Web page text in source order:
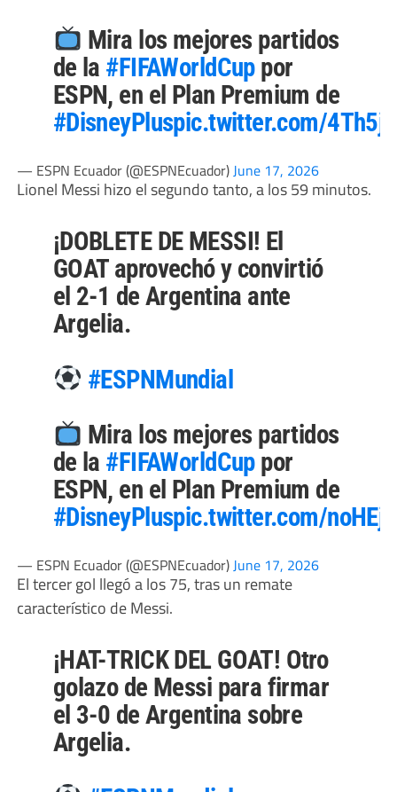
Mira los mejores partidos
de la #FIFAWorldCuppor
ESPN, en el Plan Premium de
#DisneyPluspic.twitter.com/
— ESPN Ecuador (@ESPNEcuador) June 17, 2026
Lionel Messi hizo el segundo tanto, a los 59 minutos.
¡DOBLETE DE MESSI! El
GOAT aprovechó y convirtió
el 2-1 de Argentina ante
Argelia.
#ESPNMundial
Mira los mejores partidos
de la #FIFAWorldCuppor
ESPN, en el Plan Premium de
#DisneyPluspic.twitter.com/
— ESPN Ecuador (@ESPNEcuador)June 17, 2026
El tercer gol llegó a los 75, tras un remate
característico de Messi.
¡HAT-TRICK DEL GOAT! Otro
golazo de Messi para firmar
el 3-0 de Argentina sobre
Argelia.